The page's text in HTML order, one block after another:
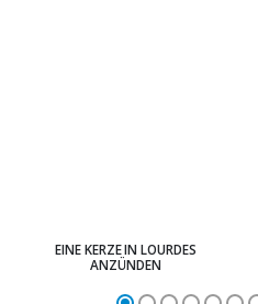
EINE KERZE IN LOURDES
ANZÜNDEN